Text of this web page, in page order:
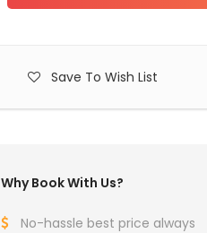
Save To Wish List
Why Book With Us?
No-hassle best price always